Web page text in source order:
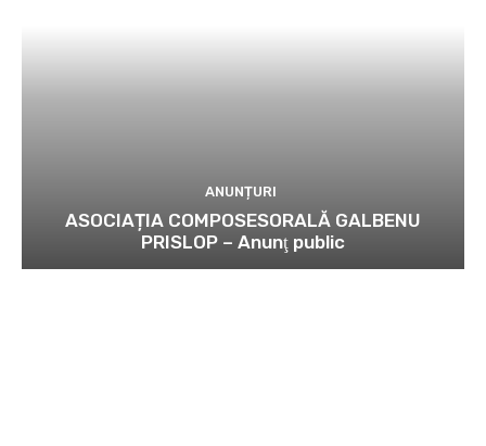
ANUNȚURI
ASOCIAȚIA COMPOSESORALĂ GALBENU
PRISLOP – Anunţ public